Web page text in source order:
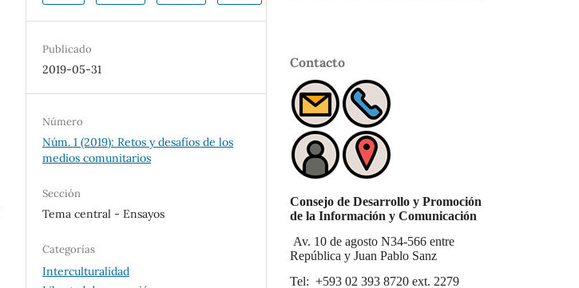
Publicado
2019-05-31
Número
Núm. 1 (2019): Retos y desafíos de los
medios comunitarios
Sección
Tema central - Ensayos
Categorías
Interculturalidad
Contacto
Consejo de Desarrollo y Promoción
de la Información y Comunicación
Av. 10 de agosto N34-566 entre
República y Juan Pablo Sanz
Tel: +593 02 393 8720 ext. 2279